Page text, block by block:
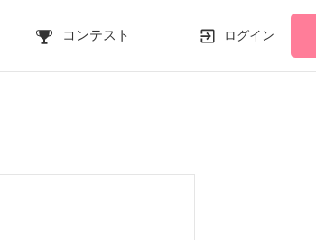
コンテスト ログイン